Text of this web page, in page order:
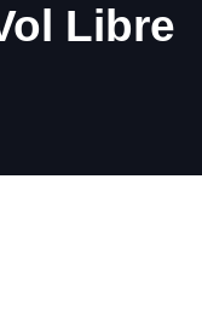
Libre